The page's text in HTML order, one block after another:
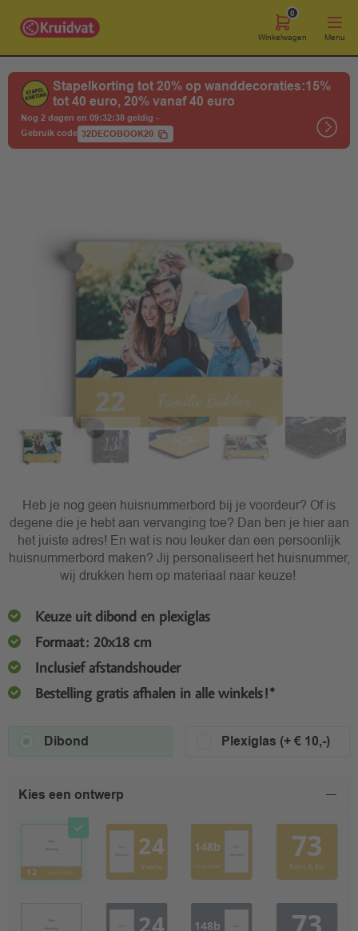
0
Winkelwagen Menu
Stapelkorting tot 20% op wanddecoraties:15%
tot 40 euro, 20% vanaf 40 euro
Nog 2 dagen en 09:32:38 geldig -
Gebruik code 32DECOBOOK20
Heb je nog geen huisnummerbord bij je voordeur? Of is
degene die je hebt aan vervanging toe? Dan ben je hier aan
het juiste adres! En wat is nou leuker dan een persoonlijk
huisnummerbord maken? Jij personaliseert het huisnummer,
wij drukken hem op materiaal naar keuze!
Keuze uit dibond en plexiglas
Formaat: 20x18 cm
Inclusief afstandshouder
Bestelling gratis afhalen in alle winkels!*
Dibond Plexiglas (+ € 10,-)
Kies een ontwerp